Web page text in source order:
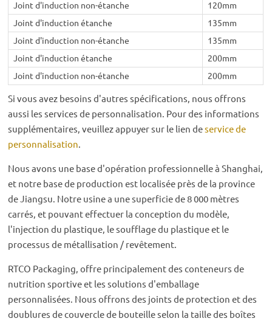
Joint d'induction non-étanche
120mm
Joint d'induction étanche
135mm
Joint d'induction non-étanche
135mm
Joint d'induction étanche
200mm
Joint d'induction non-étanche
200mm
Si vous avez besoins d'autres spécifications, nous offrons
aussi les services de personnalisation. Pour des informations
supplémentaires, veuillez appuyer sur le lien deservice de
personnalisation.
Nous avons une base d'opération professionnelle à Shanghai,
et notre base de production est localisée près de la province
de Jiangsu. Notre usine a une superficie de 8 000 mètres
carrés, et pouvant effectuer la conception du modèle,
l'injection du plastique, le soufflage du plastique et le
processus de métallisation / revêtement.
RTCO Packaging, offre principalement des conteneurs de
nutrition sportive et les solutions d'emballage
personnalisées. Nous offrons des joints de protection et des
doublures de couvercle de bouteille selon la taille des boîtes